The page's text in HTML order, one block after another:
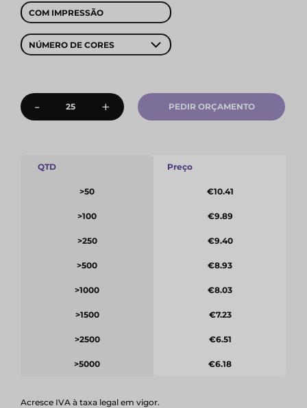
COM IMPRESSÃO
NÚMERO DE CORES
- + PEDIR ORÇAMENTO
QTD
>50
>100
>250
>500
>1000
>1500
>2500
>5000
Preço
€10.41
€9.89
€9.40
€8.93
€8.03
€7.23
€6.51
€6.18
Acresce IVA à taxa legal em vigor.